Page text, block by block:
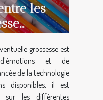
les
méthodes
grossesse est
et de
de la technologie
disponibles, il est
sur les différentes